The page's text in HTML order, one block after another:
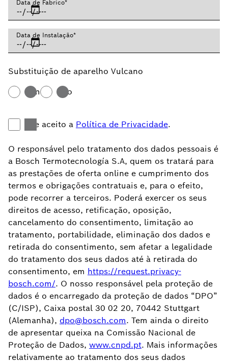
Data de Fabrico*
Data de Instalação*
Substituição de aparelho Vulcano
Sim
Não
Li e aceito a Política de Privacidade.
O responsável pelo tratamento dos dados pessoais é
a Bosch Termotecnología S.A, quem os tratará para
as prestações de oferta online e cumprimento dos
termos e obrigações contratuais e, para o efeito,
pode recorrer a terceiros. Poderá exercer os seus
direitos de acesso, retificação, oposição,
cancelamento do consentimento, limitação ao
tratamento, portabilidade, eliminação dos dados e
retirada do consentimento, sem afetar a legalidade
do tratamento dos seus dados até à retirada do
consentimento, em https://request.privacy-
bosch.com/. O nosso responsável pela proteção de
dados é o encarregado da proteção de dados “DPO”
(C/ISP), Caixa postal 30 02 20, 70442 Stuttgart
(Alemanha), dpo@bosch.com. Tem ainda o direito
de apresentar queixa na Comissão Nacional de
Proteção de Dados, www.cnpd.pt. Mais informações
relativamente ao tratamento dos seus dados